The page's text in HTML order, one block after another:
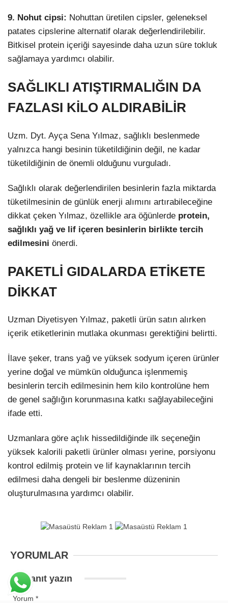
9. Nohut cipsi: Nohuttan üretilen cipsler, geleneksel
patates cipslerine alternatif olarak değerlendirilebilir.
Bitkisel protein içeriği sayesinde daha uzun süre tokluk
sağlamaya yardımcı olabilir.
SAĞLIKLI ATIŞTIRMALIĞIN DA
FAZLASI KİLO ALDIRABİLİR
Uzm. Dyt. Ayça Sena Yılmaz, sağlıklı beslenmede
yalnızca hangi besinin tüketildiğinin değil, ne kadar
tüketildiğinin de önemli olduğunu vurguladı.
Sağlıklı olarak değerlendirilen besinlerin fazla miktarda
tüketilmesinin de günlük enerji alımını artırabileceğine
dikkat çeken Yılmaz, özellikle ara öğünlerde protein,
sağlıklı yağ ve lif içeren besinlerin birlikte tercih
edilmesini önerdi.
PAKETLİ GIDALARDA ETİKETE
DİKKAT
Uzman Diyetisyen Yılmaz, paketli ürün satın alırken
içerik etiketlerinin mutlaka okunması gerektiğini belirtti.
İlave şeker, trans yağ ve yüksek sodyum içeren ürünler
yerine doğal ve mümkün olduğunca işlenmemiş
besinlerin tercih edilmesinin hem kilo kontrolüne hem
de genel sağlığın korunmasına katkı sağlayabileceğini
ifade etti.
Uzmanlara göre açlık hissedildiğinde ilk seçeneğin
yüksek kalorili paketli ürünler olması yerine, porsiyonu
kontrol edilmiş protein ve lif kaynaklarının tercih
edilmesi daha dengeli bir beslenme düzeninin
oluşturulmasına yardımcı olabilir.
YORUMLAR
Bir yanıt yazın
Yorum *